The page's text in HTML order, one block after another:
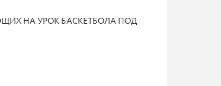
НА УРОК БАСКЕТБОЛА ПОД